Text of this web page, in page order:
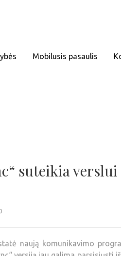
Mobilusis pasaulis
suteikia
naują komunikavimo